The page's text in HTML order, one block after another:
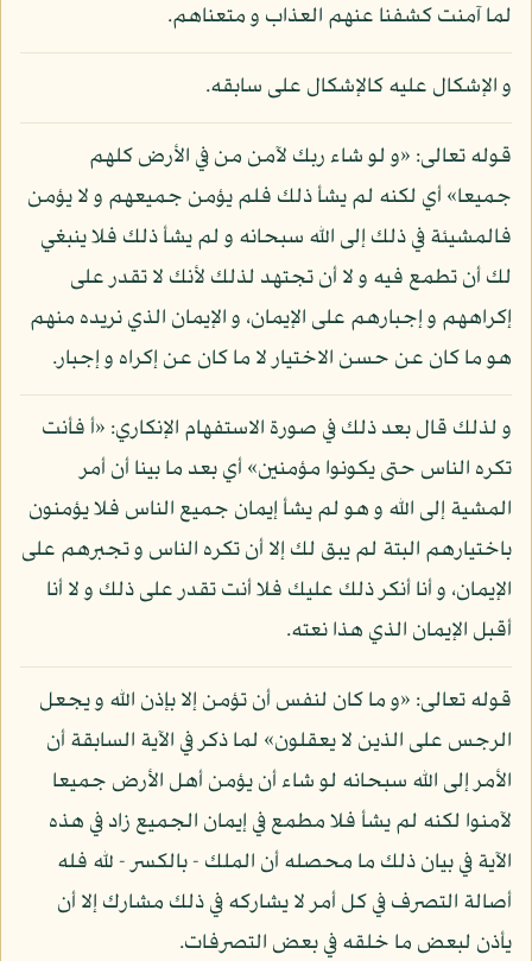
لما آمنت كشفنا عنهم العذاب و متعناهم.
و الإشكال عليه كالإشكال على سابقه.
قوله تعالى: «و لو شاء ربك لآمن من في الأرض كلهم
جميعا» أي لكنه لم يشأ ذلك فلم يؤمن جميعهم و لا يؤمن
فالمشيئة في ذلك إلى الله سبحانه و لم يشأ ذلك فلا ينبغي
لك أن تطمع فيه و لا أن تجتهد لذلك لأنك لا تقدر على
إكراههم و إجبارهم على الإيمان، و الإيمان الذي نريده منهم
هو ما كان عن حسن الاختيار لا ما كان عن إكراه و إجبار.
و لذلك قال بعد ذلك في صورة الاستفهام الإنكاري: «أ فأنت
تكره الناس حتى يكونوا مؤمنين» أي بعد ما بينا أن أمر
المشية إلى الله و هو لم يشأ إيمان جميع الناس فلا يؤمنون
باختيارهم البتة لم يبق لك إلا أن تكره الناس و تجبرهم على
الإيمان، و أنا أنكر ذلك عليك فلا أنت تقدر على ذلك و لا أنا
أقبل الإيمان الذي هذا نعته.
قوله تعالى: «و ما كان لنفس أن تؤمن إلا بإذن الله و يجعل
الرجس على الذين لا يعقلون» لما ذكر في الآية السابقة أن
الأمر إلى الله سبحانه لو شاء أن يؤمن أهل الأرض جميعا
لآمنوا لكنه لم يشأ فلا مطمع في إيمان الجميع زاد في هذه
الآية في بيان ذلك ما محصله أن الملك - بالكسر - لله فله
أصالة التصرف في كل أمر لا يشاركه في ذلك مشارك إلا أن
يأذن لبعض ما خلقه في بعض التصرفات.